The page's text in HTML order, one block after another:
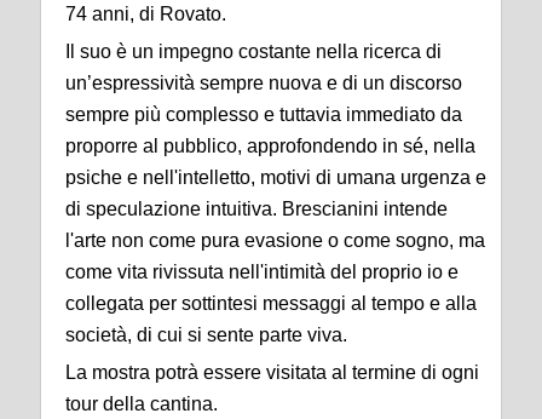
74 anni, di Rovato.
Il suo è un impegno costante nella ricerca di
un’espressività sempre nuova e di un discorso
sempre più complesso e tuttavia immediato da
proporre al pubblico, approfondendo in sé, nella
psiche e nell'intelletto, motivi di umana urgenza e
di speculazione intuitiva. Brescianini intende
l'arte non come pura evasione o come sogno, ma
come vita rivissuta nell'intimità del proprio io e
collegata per sottintesi messaggi al tempo e alla
società, di cui si sente parte viva.
La mostra potrà essere visitata al termine di ogni
tour della cantina.